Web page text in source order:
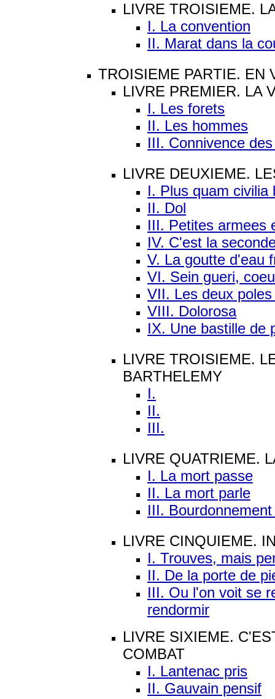
LIVRE TROISIEME.
I. La convention
II. Marat dans la
TROISIEME PARTIE. EN
LIVRE PREMIER. LA
I. Les forets
II. Les hommes
III. Connivence
LIVRE DEUXIEME.
I. Plus quam civilia
II. Dol
III. Petites armees
IV. C'est la
V. La goutte d'eau
VI. Sein gueri,
VII. Les deux
VIII. Dolorosa
IX. Une bastille de
LIVRE TROISIEME.
BARTHELEMY
I.
II.
III.
LIVRE QUATRIEME.
I. La mort passe
II. La mort parle
III.
LIVRE CINQUIEME.
I. Trouves, mais
II. De la porte de
III. Ou l'on voit se
rendormir
LIVRE SIXIEME.
COMBAT
I. Lantenac pris
II. Gauvain pensif